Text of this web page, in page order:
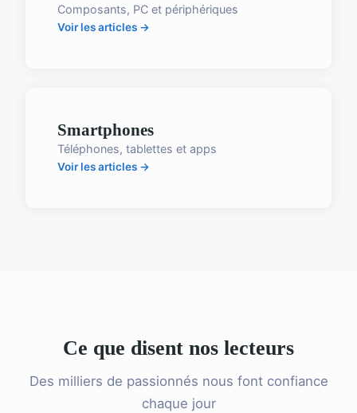
Composants, PC et périphériques
Voir les articles →
Smartphones
Téléphones, tablettes et apps
Voir les articles →
Ce que disent nos lecteurs
Des milliers de passionnés nous font confiance
chaque jour